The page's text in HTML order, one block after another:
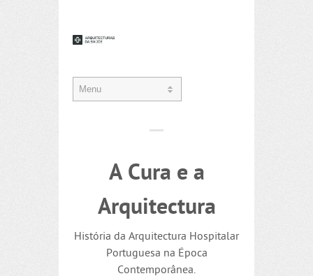
A Cura e a
Arquitectura
História da Arquitectura Hospitalar
Portuguesa na Época
Contemporânea.